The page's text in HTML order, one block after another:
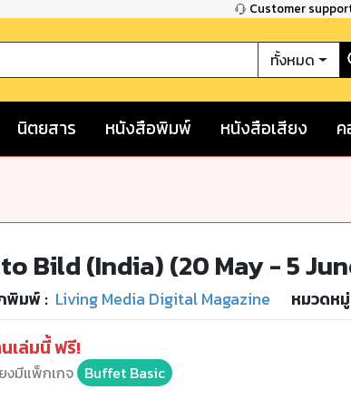
Customer
ทั้งหมด
นิตยสาร หนังสือพิมพ์ หนังสือเสียง
Bild (India) (20 May - 5
พิมพ์ : Living Media Digital Magazine หมวดหมู่
เล่มนี้ ฟรี!
งมีแพ็กเกจ Buffet Basic